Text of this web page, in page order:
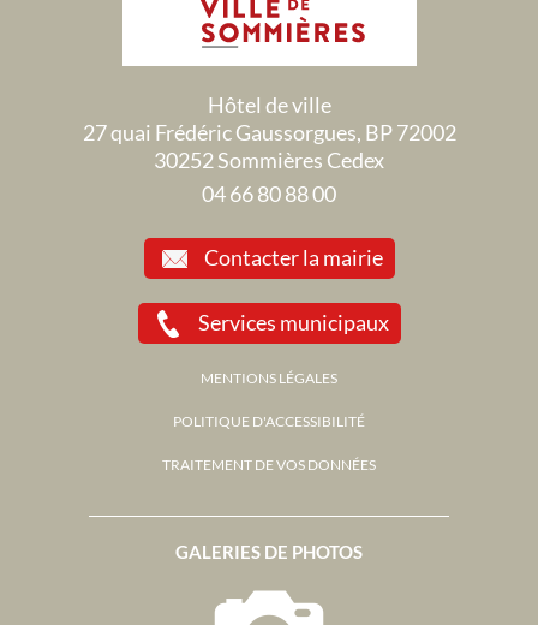
GALERIES DE PHOTOS
Hôtel de ville
27 quai Frédéric Gaussorgues, BP 72002
30252 Sommières Cedex
04 66 80 88 00
Contacter la mairie
Services municipaux
MENTIONS LÉGALES
POLITIQUE D'ACCESSIBILITÉ
TRAITEMENT DE VOS DONNÉES